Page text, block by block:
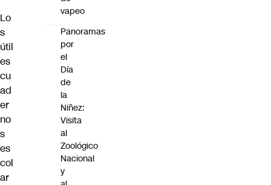
Lo
s
útil
es
cu
ad
er
no
s
es
col
ar
vapeo
Panoramas
por
el
Día
de
la
Niñez:
Visita
al
Zoológico
Nacional
y